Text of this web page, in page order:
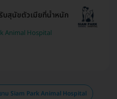
บสุนัขตัวเมียที่น้ำหนัก
Animal Hospital
าม Siam Park Animal Hospital